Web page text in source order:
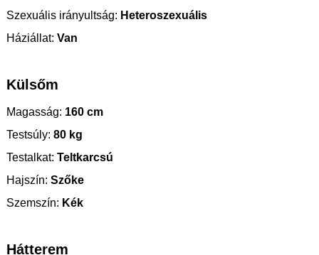
Szexuális irányultság: Heteroszexuális
Háziállat: Van
Külsőm
Magasság: 160 cm
Testsúly: 80 kg
Testalkat: Teltkarcsú
Hajszín: Szőke
Szemszín: Kék
Hátterem